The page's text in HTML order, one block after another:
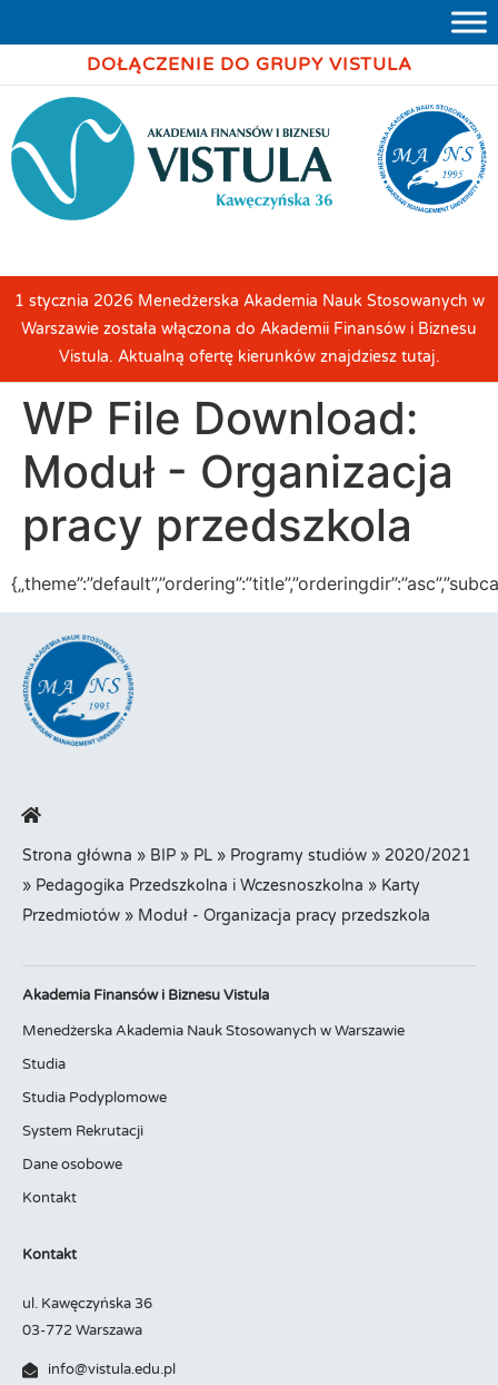
DOŁĄCZENIE DO GRUPY VISTULA
1 stycznia 2026 Menedżerska Akademia Nauk Stosowanych w
Warszawie została włączona do Akademii Finansów i Biznesu
Vistula. Aktualną ofertę kierunków znajdziesz tutaj.
WP File Download:
Moduł - Organizacja
pracy przedszkola
Strona główna » BIP » PL » Programy studiów » 2020/2021
» Pedagogika Przedszkolna i Wczesnoszkolna » Karty
Przedmiotów » Moduł - Organizacja pracy przedszkola
Akademia Finansów i Biznesu Vistula
Menedżerska Akademia Nauk Stosowanych w Warszawie
Studia
Studia Podyplomowe
System Rekrutacji
Dane osobowe
Kontakt
Kontakt
ul. Kawęczyńska 36
03-772 Warszawa
info@vistula.edu.pl